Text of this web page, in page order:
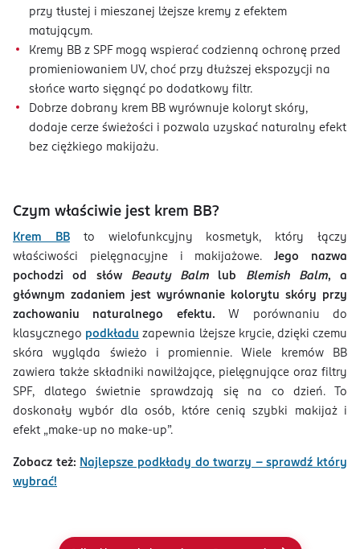
przy tłustej i mieszanej lżejsze kremy z efektem
matującym.
Kremy BB z SPF mogą wspierać codzienną ochronę przed
promieniowaniem UV, choć przy dłuższej ekspozycji na
słońce warto sięgnąć po dodatkowy filtr.
Dobrze dobrany krem BB wyrównuje koloryt skóry,
dodaje cerze świeżości i pozwala uzyskać naturalny efekt
bez ciężkiego makijażu.
Czym właściwie jest krem BB?
Krem BBto wielofunkcyjny kosmetyk, który łączy
właściwości pielęgnacyjne i makijażowe.Jego nazwa
pochodzi od słów Beauty Balm lub Blemish Balm, a
głównym zadaniem jest wyrównanie kolorytu skóry przy
zachowaniu naturalnego efektu. W porównaniu do
klasycznego podkładu zapewnia lżejsze krycie, dzięki czemu
skóra wygląda świeżo i promiennie. Wiele kremów BB
zawiera także składniki nawilżające, pielęgnujące oraz filtry
SPF, dlatego świetnie sprawdzają się na co dzień. To
doskonały wybór dla osób, które cenią szybki makijaż i
efekt „make-up no make-up”.
Zobacz też: Najlepsze podkłady do twarzy – sprawdź który
wybrać!